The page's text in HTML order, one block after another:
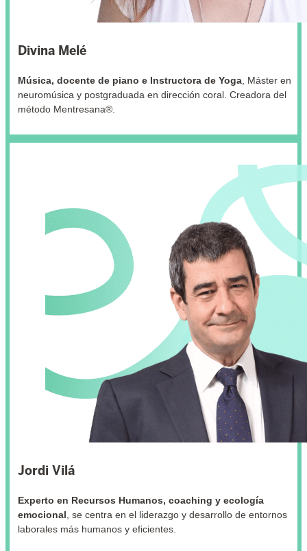
Divina Melé
Música, docente de piano e Instructora de Yoga, Máster en
neuromúsica y postgraduada en dirección coral. Creadora del
método Mentresana®.
Jordi Vilá
Experto en Recursos Humanos, coaching y ecología
emocional, se centra en el liderazgo y desarrollo de entornos
laborales más humanos y eficientes.